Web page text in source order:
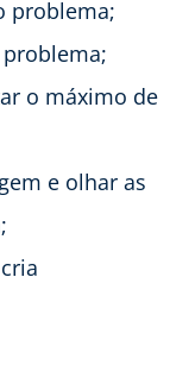
problema;
o máximo de
e olhar as